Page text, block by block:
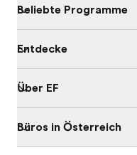
Beliebte Programme
Entdecke
Über EF
Büros in Österreich